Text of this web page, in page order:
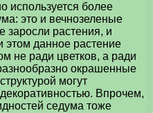
используется более
это и вечнозеленые
заросли растения, и
данное растение
не ради цветков, а ради
окрашенные
могут
Впрочем,
седума тоже